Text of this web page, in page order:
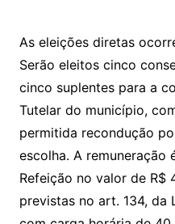
As eleições diretas
Serão eleitos cinco
cinco suplentes para a
Tutelar do município,
permitida recondução
escolha. A remuneração
Refeição no valor de R$
previstas no art. 134, da